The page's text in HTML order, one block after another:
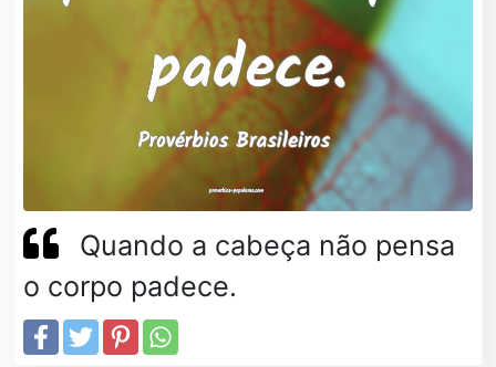
Quando a cabeça não pensa
o corpo padece.